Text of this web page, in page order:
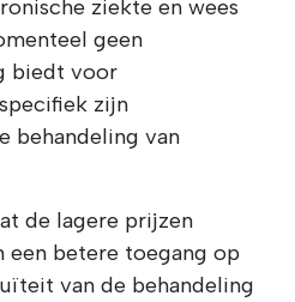
ziekte en wees
geen
biedt voor
zijn
behandeling van
de lagere prijzen
een betere toegang op
van de behandeling